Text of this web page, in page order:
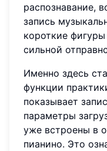
распознавание,
запись
короткие
сильной
Именно здесь
функции
показывает
параметры
уже встроены в
пианино. Это